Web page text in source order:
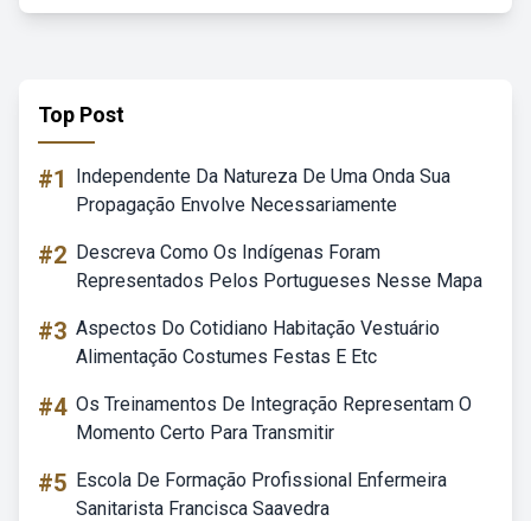
Top Post
#1
Independente Da Natureza De Uma Onda Sua
Propagação Envolve Necessariamente
#2 Descreva Como Os Indígenas Foram
Representados Pelos Portugueses Nesse Mapa
#3 Aspectos Do Cotidiano Habitação Vestuário
Alimentação Costumes Festas E Etc
#4 Os Treinamentos De Integração Representam O
Momento Certo Para Transmitir
#5 Escola De Formação Profissional Enfermeira
Sanitarista Francisca Saavedra